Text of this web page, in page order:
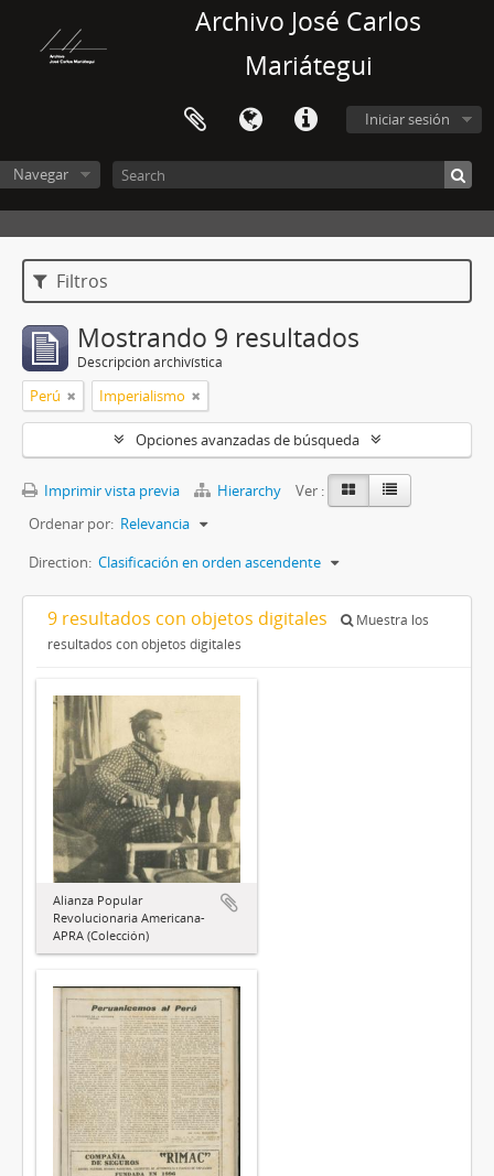
Archivo José Carlos
Mariátegui
Iniciar sesión
Navegar
Filtros
Mostrando 9 resultados
Descripción archivística
Perú Imperialismo
Opciones avanzadas de búsqueda
Imprimir vista previa Hierarchy
Ver :
Ordenar por: Relevancia
Direction: Clasificación en orden ascendente
9 resultados con objetos digitales
Muestra los
resultados con objetos digitales
Alianza Popular
Revolucionaria Americana-
APRA (Colección)